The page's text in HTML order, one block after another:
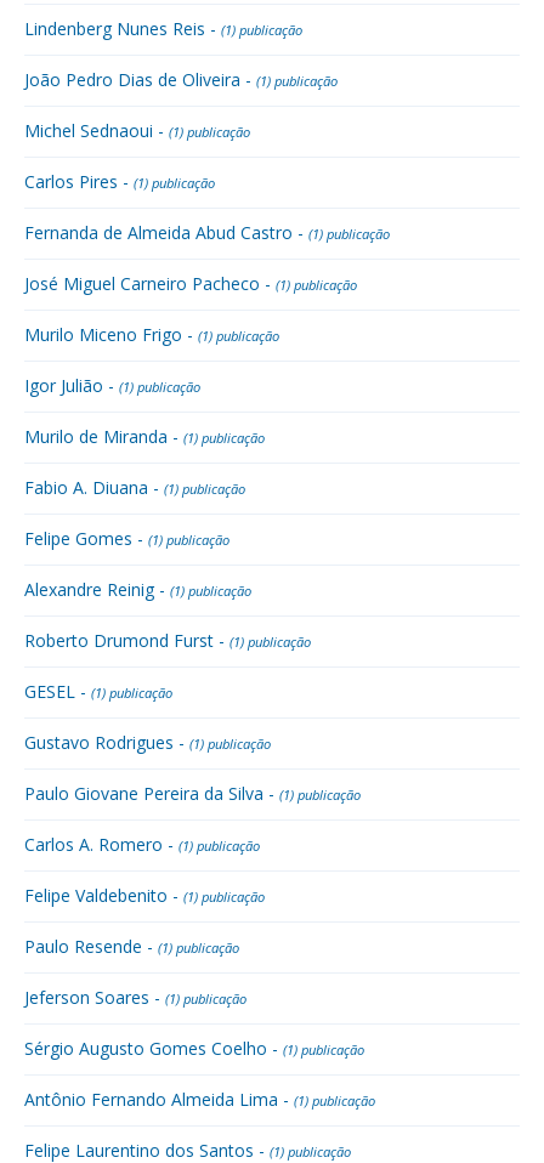
Lindenberg Nunes Reis - (1) publicação
João Pedro Dias de Oliveira - (1) publicação
Michel Sednaoui - (1) publicação
Carlos Pires - (1) publicação
Fernanda de Almeida Abud Castro - (1) publicação
José Miguel Carneiro Pacheco - (1) publicação
Murilo Miceno Frigo - (1) publicação
Igor Julião - (1) publicação
Murilo de Miranda - (1) publicação
Fabio A. Diuana - (1) publicação
Felipe Gomes - (1) publicação
Alexandre Reinig - (1) publicação
Roberto Drumond Furst - (1) publicação
GESEL - (1) publicação
Gustavo Rodrigues - (1) publicação
Paulo Giovane Pereira da Silva - (1) publicação
Carlos A. Romero - (1) publicação
Felipe Valdebenito - (1) publicação
Paulo Resende - (1) publicação
Jeferson Soares - (1) publicação
Sérgio Augusto Gomes Coelho - (1) publicação
Antônio Fernando Almeida Lima - (1) publicação
Felipe Laurentino dos Santos - (1) publicação